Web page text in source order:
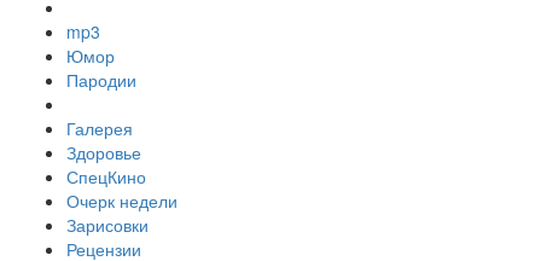
mp3
Юмор
Пародии
Галерея
Здоровье
СпецКино
Очерк недели
Зарисовки
Рецензии